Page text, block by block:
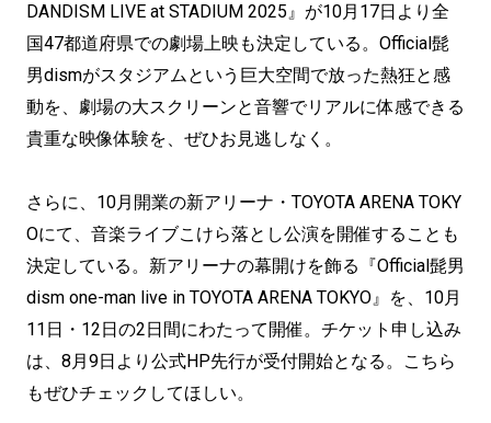
DANDISM LIVE at STADIUM 2025』が10月17日より全
国47都道府県での劇場上映も決定している。Official髭
男dismがスタジアムという巨大空間で放った熱狂と感
動を、劇場の大スクリーンと音響でリアルに体感できる
貴重な映像体験を、ぜひお見逃しなく。
さらに、10月開業の新アリーナ・TOYOTA ARENA TOKY
Oにて、音楽ライブこけら落とし公演を開催することも
決定している。新アリーナの幕開けを飾る『Official髭男
dism one-man live in TOYOTA ARENA TOKYO』を、10月
11日・12日の2日間にわたって開催。チケット申し込み
は、8月9日より公式HP先行が受付開始となる。こちら
もぜひチェックしてほしい。